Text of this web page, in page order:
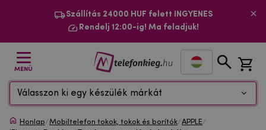
Szállítás 24000 HUF felett INGYENES
Rendelj 12:00-ig! Ma feladjuk!
MENÜ
Válasszon ki egy készülék márkát
Honlap/Mobiltelefon tokok, tokok és borítók/APPLE/